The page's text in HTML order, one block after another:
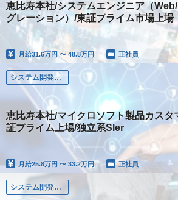
恵比寿本社/システムエンジニア（
グレーション）/東証プライム市場上場
月給31.6万円 〜 48.8万円 正社員
システム開発（Web・オープン・モバイル系）
恵比寿本社/マイクロソフト製品カスタ
証プライム上場/独立系SIer
月給25.8万円 〜 33.2万円 正社員
システム開発（Web・オープン・モバイル系）